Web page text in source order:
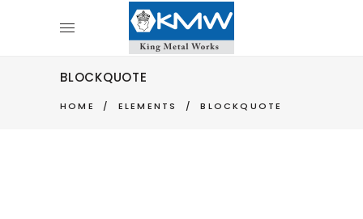
BLOCKQUOTE
HOME / ELEMENTS /BLOCKQUOTE